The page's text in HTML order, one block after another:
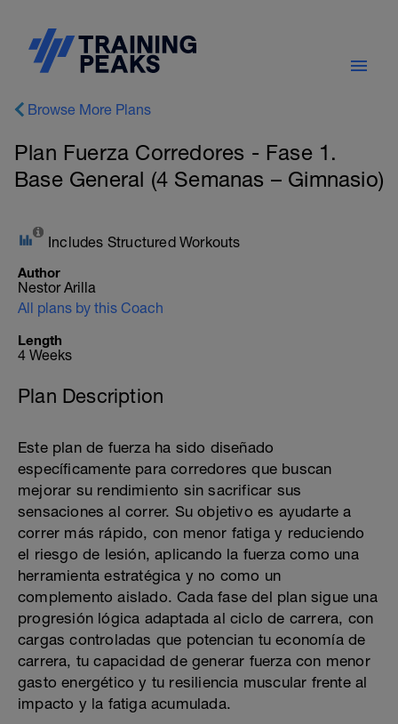
Browse More Plans
Plan Fuerza Corredores - Fase 1.
Base General (4 Semanas – Gimnasio)
Includes Structured Workouts
Author
Nestor Arilla
All plans by this Coach
Length
4 Weeks
Plan Description
Este plan de fuerza ha sido diseñado
específicamente para corredores que buscan
mejorar su rendimiento sin sacrificar sus
sensaciones al correr. Su objetivo es ayudarte a
correr más rápido, con menor fatiga y reduciendo
el riesgo de lesión, aplicando la fuerza como una
herramienta estratégica y no como un
complemento aislado. Cada fase del plan sigue una
progresión lógica adaptada al ciclo de carrera, con
cargas controladas que potencian tu economía de
carrera, tu capacidad de generar fuerza con menor
gasto energético y tu resiliencia muscular frente al
impacto y la fatiga acumulada.